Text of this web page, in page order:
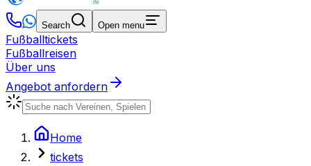
Search Open menu
Fußballtickets
Fußballreisen
Über uns
Angebot anfordern
Home
tickets